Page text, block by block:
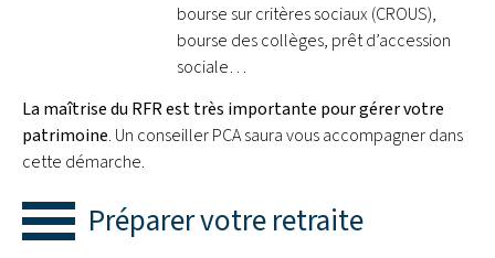
bourse sur critères sociaux (CROUS),
bourse des collèges, prêt d’accession
sociale…
La maîtrise du RFR est très importante pour gérer votre
patrimoine. Un conseiller PCA saura vous accompagner dans
cette démarche.
Préparer votre retraite